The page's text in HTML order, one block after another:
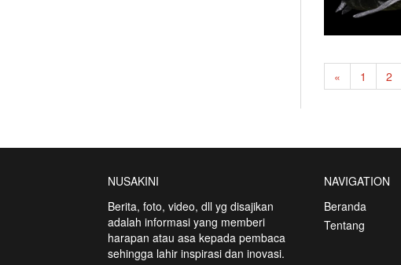
« 1 2
NUSAKINI
Berita, foto, video, dll yg disajikan
adalah informasi yang memberi
harapan atau asa kepada pembaca
sehingga lahir inspirasi dan inovasi.
NAVIGATION
Beranda
Tentang